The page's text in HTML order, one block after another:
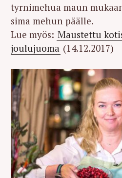
tyrnimehua maun
sima mehun päälle.
Lue myös: Maustettu
joulujuoma (14.12.2017)